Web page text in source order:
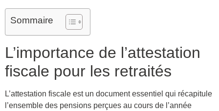
Sommaire
L’importance de l’attestation
fiscale pour les retraités
L’attestation fiscale est un document essentiel qui récapitule
l’ensemble des pensions perçues au cours de l’année